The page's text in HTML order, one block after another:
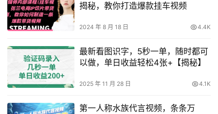
揭秘，教你打造爆款挂车视频
2024 年 8 月 18 日 4.4K
最新看图识字，5秒一单，随时都可
以做，单日收益轻松4张+【揭秘】
2025 年 11 月 28 日 4.1K
第一人称水族代言视频，条条万